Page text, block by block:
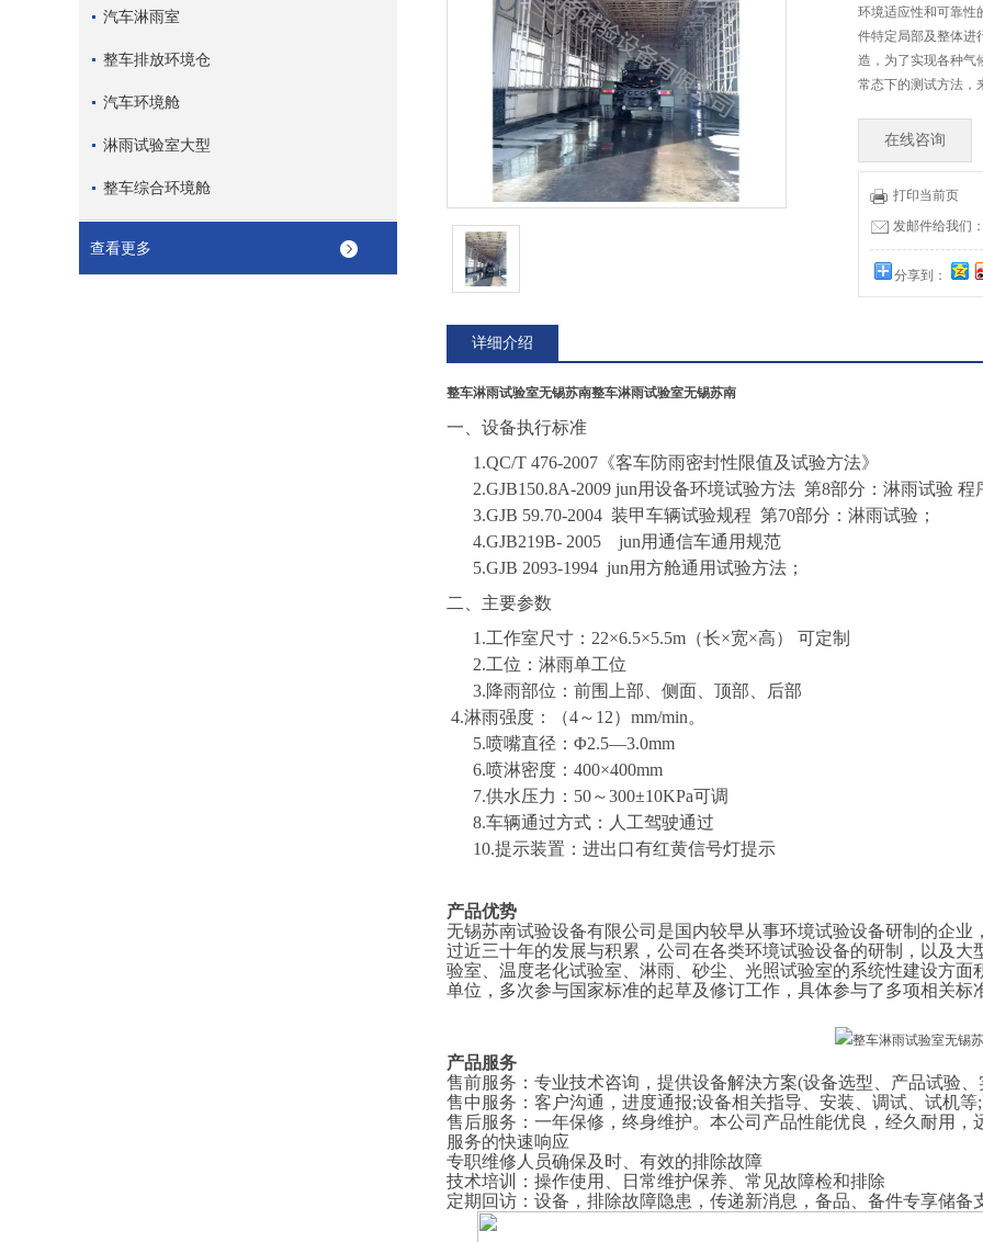
汽车淋雨室
整车排放环境仓
汽车环境舱
淋雨试验室大型
整车综合环境舱
查看更多
环境适应性和可靠性
件特定局部及整体进
造，为了实现各种气
常态下的测试方法，
在线咨询
打印当前页
发邮件给我们
分享到：
详细介绍
整车淋雨试验室无锡苏南整车淋雨试验室无锡苏南
一、 设备执行标准
1.QC/T 476-2007《客车防雨密封性限值及试验方法》
2.GJB150.8A-2009 jun用设备环境试验方法 第8部分：淋雨试验 程
3.GJB 59.70-2004 装甲车辆试验规程 第70部分：淋雨试验；
4.GJB219B- 2005 jun用通信车通用规范
5.GJB 2093-1994 jun用方舱通用试验方法；
二、主要参数
1.工作室尺寸：22×6.5×5.5m（长×宽×高）
可定制
2.工位：淋雨单工位
3.降雨部位：前围上部
侧面、顶部、后部
4.淋雨强度：（4～ 1 2） mm/min。
5.喷嘴直径：Φ2.5—3.0mm
6.喷淋密度：400×400mm
7.供水压力： 50～300±10KPa可调
8.车辆通过方式：人工驾驶通过
10.提示装置：进出口有红黄信号灯提示
产品优势
无锡苏南试验设备有限公司是国内较早从事环境试验设备研制的企
过近三十年的发展与积累，公司在各类环境试验设备的研制，以及
验室、温度老化试验室、淋雨、砂尘、光照试验室的系统性建设方
单位，多次参与国家标准的起草及修订工作，具体参与了多项相关标
产品服务
售前服务 ： 专业技术咨询，提供设备解決方案(设备选型、产品试验
售中服务 ： 客户沟通，进度通报;设备相关指导、安装、调试、试机等
售后服务 ： 一年保修，终身维护。本公司产品性能优良，经久耐用，
服务的快速响应
专职维修人员确保及时、有效的排除故障
技术培训
： 操作使用、日常维护保养、常见故障检和排除
定期回访 ： 设备，排除故障隐患，传递新消息，备品、备件专享储备